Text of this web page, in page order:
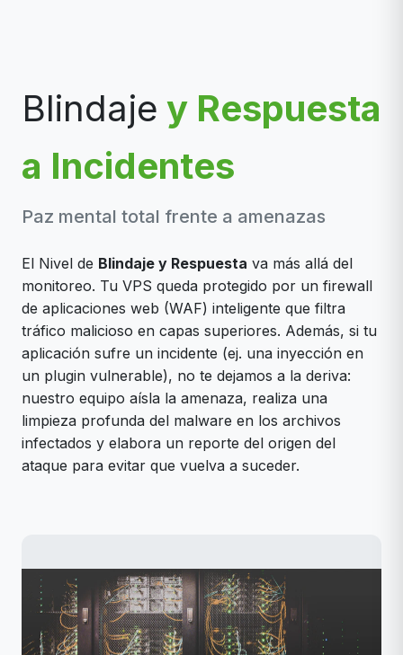
Blindaje y Respuesta
a Incidentes
Paz mental total frente a amenazas
El Nivel de Blindaje y Respuesta va más allá del
monitoreo. Tu VPS queda protegido por un firewall
de aplicaciones web (WAF) inteligente que filtra
tráfico malicioso en capas superiores. Además, si tu
aplicación sufre un incidente (ej. una inyección en
un plugin vulnerable), no te dejamos a la deriva:
nuestro equipo aísla la amenaza, realiza una
limpieza profunda del malware en los archivos
infectados y elabora un reporte del origen del
ataque para evitar que vuelva a suceder.